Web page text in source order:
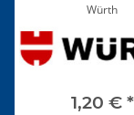
Würth
1,20 € *